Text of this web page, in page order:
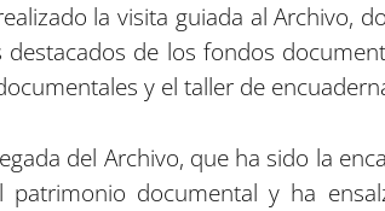
la visita guiada al Archivo,
de los fondos
y el taller de
del Archivo, que ha sido la
documental y ha